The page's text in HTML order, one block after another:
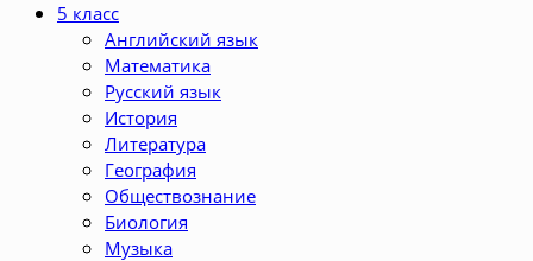
5 класс
Английский язык
Математика
Русский язык
История
Литература
География
Обществознание
Биология
Музыка